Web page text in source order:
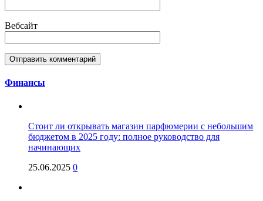
Вебсайт
Финансы
Стоит ли открывать магазин парфюмерии с небольшим
бюджетом в 2025 году: полное руководство для
начинающих
25.06.2025 0